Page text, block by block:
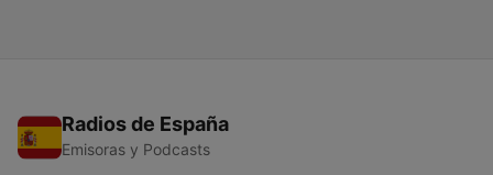
Radios de España
Emisoras y Podcasts